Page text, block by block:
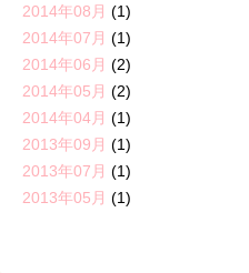
2014年08月 (1)
2014年07月 (1)
2014年06月 (2)
2014年05月 (2)
2014年04月 (1)
2013年09月 (1)
2013年07月 (1)
2013年05月 (1)